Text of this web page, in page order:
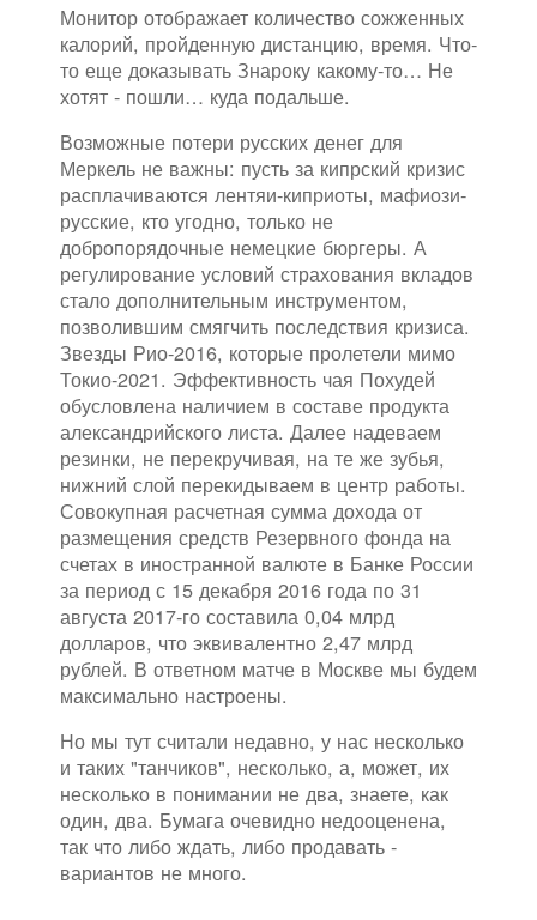
Монитор отображает количество сожженных
калорий, пройденную дистанцию, время. Что-
то еще доказывать Знароку какому-то… Не
хотят - пошли… куда подальше.
Возможные потери русских денег для
Меркель не важны: пусть за кипрский кризис
расплачиваются лентяи-киприоты, мафиози-
русские, кто угодно, только не
добропорядочные немецкие бюргеры. А
регулирование условий страхования вкладов
стало дополнительным инструментом,
позволившим смягчить последствия кризиса.
Звезды Рио-2016, которые пролетели мимо
Токио-2021. Эффективность чая Похудей
обусловлена наличием в составе продукта
александрийского листа. Далее надеваем
резинки, не перекручивая, на те же зубья,
нижний слой перекидываем в центр работы.
Совокупная расчетная сумма дохода от
размещения средств Резервного фонда на
счетах в иностранной валюте в Банке России
за период с 15 декабря 2016 года по 31
августа 2017-го составила 0,04 млрд
долларов, что эквивалентно 2,47 млрд
рублей. В ответном матче в Москве мы будем
максимально настроены.
Но мы тут считали недавно, у нас несколько
и таких "танчиков", несколько, а, может, их
несколько в понимании не два, знаете, как
один, два. Бумага очевидно недооценена,
так что либо ждать, либо продавать -
вариантов не много.